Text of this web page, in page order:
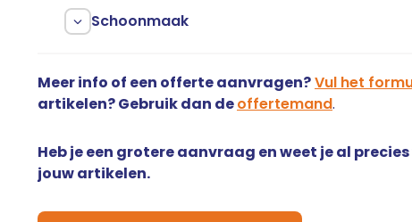
Schoonmaak
Meer info of een offerte aanvragen?Vul het
artikelen? Gebruik dan deoffertemand.
Heb je een grotere aanvraag en weet je al
jouw artikelen.